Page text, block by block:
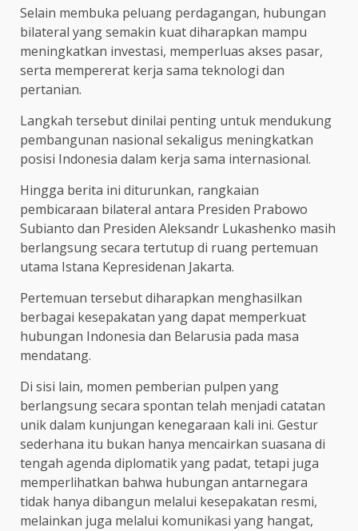
Selain membuka peluang perdagangan, hubungan
bilateral yang semakin kuat diharapkan mampu
meningkatkan investasi, memperluas akses pasar,
serta mempererat kerja sama teknologi dan
pertanian.
Langkah tersebut dinilai penting untuk mendukung
pembangunan nasional sekaligus meningkatkan
posisi Indonesia dalam kerja sama internasional.
Hingga berita ini diturunkan, rangkaian
pembicaraan bilateral antara Presiden Prabowo
Subianto dan Presiden Aleksandr Lukashenko masih
berlangsung secara tertutup di ruang pertemuan
utama Istana Kepresidenan Jakarta.
Pertemuan tersebut diharapkan menghasilkan
berbagai kesepakatan yang dapat memperkuat
hubungan Indonesia dan Belarusia pada masa
mendatang.
Di sisi lain, momen pemberian pulpen yang
berlangsung secara spontan telah menjadi catatan
unik dalam kunjungan kenegaraan kali ini. Gestur
sederhana itu bukan hanya mencairkan suasana di
tengah agenda diplomatik yang padat, tetapi juga
memperlihatkan bahwa hubungan antarnegara
tidak hanya dibangun melalui kesepakatan resmi,
melainkan juga melalui komunikasi yang hangat,